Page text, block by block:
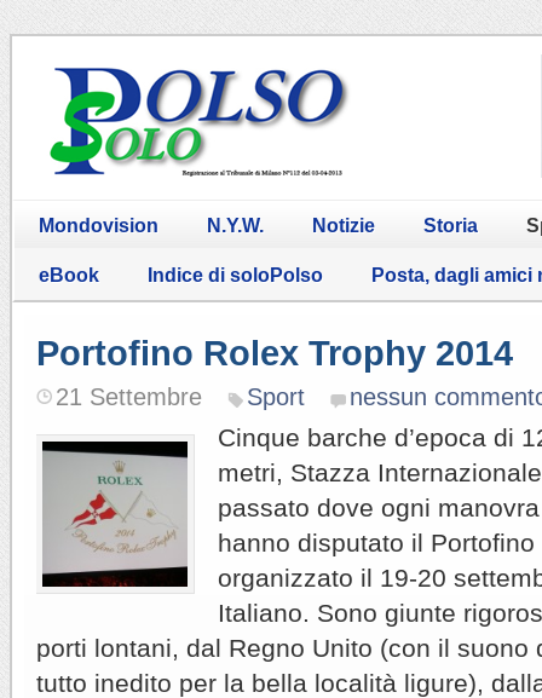
Mondovision N.Y.W. Notizie Storia
eBook Indice di soloPolso Posta, dagli amici
Portofino Rolex Trophy 2014
21 Settembre Sport nessun
Cinque barche d’epoca di
metri, Stazza
passato dove ogni
hanno disputato il
organizzato il 19-20
Italiano. Sono giunte
porti lontani, dal Regno Unito (con il suono
tutto inedito per la bella località ligure),